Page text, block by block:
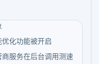
化功能被开启
服务在后台调用测速